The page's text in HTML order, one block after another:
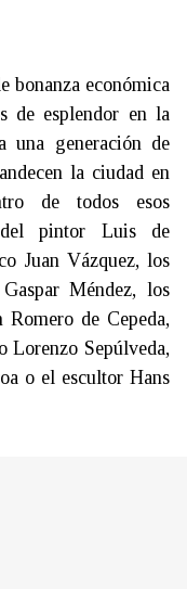
bonanza económica
de esplendor en la
una generación de
la ciudad en
de todos esos
del pintor Luis de
Juan Vázquez, los
Méndez, los
de Cepeda,
Lorenzo Sepúlveda,
o el escultor Hans